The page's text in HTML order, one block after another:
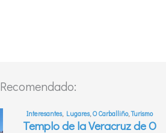
Recomendado: